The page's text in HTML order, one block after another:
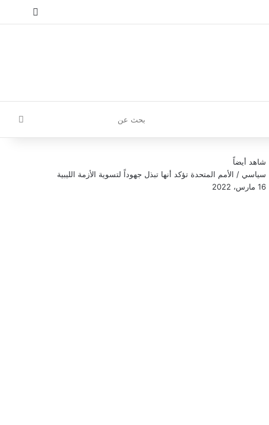
تسجيل
عن
شاهد أيضاً
سياسي / الأمم المتحدة تؤكد أنها تبذل جهوداً لتسوية الأزمة الليبية
16 مارس، 2022